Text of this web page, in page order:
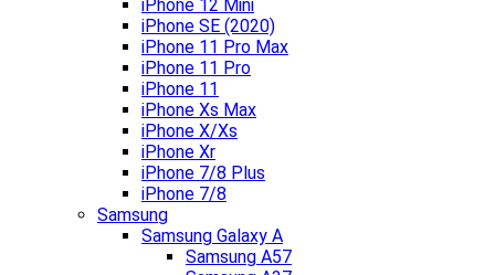
iPhone 12 Mini
iPhone SE (2020)
iPhone 11 Pro Max
iPhone 11 Pro
iPhone 11
iPhone Xs Max
iPhone X/Xs
iPhone Xr
iPhone 7/8 Plus
iPhone 7/8
Samsung
Samsung Galaxy A
Samsung A57